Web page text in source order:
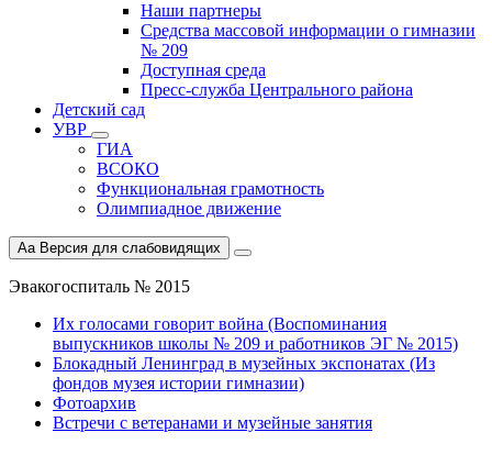
Наши партнеры
Средства массовой информации о гимназии
№ 209
Доступная среда
Пресс-служба Центрального района
Детский сад
УВР
ГИА
ВСОКО
Функциональная грамотность
Олимпиадное движение
Aa Версия для слабовидящих
Эвакогоспиталь № 2015
Их голосами говорит война (Воспоминания
выпускников школы № 209 и работников ЭГ № 2015)
Блокадный Ленинград в музейных экспонатах (Из
фондов музея истории гимназии)
Фотоархив
Встречи с ветеранами и музейные занятия